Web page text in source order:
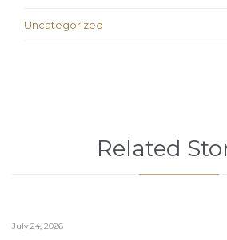
Uncategorized
Related
July 24, 2026